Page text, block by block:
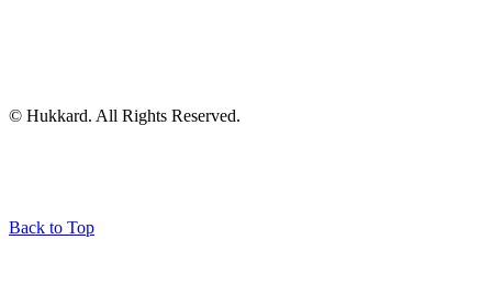
© Hukkard. All Rights Reserved.
Back to Top